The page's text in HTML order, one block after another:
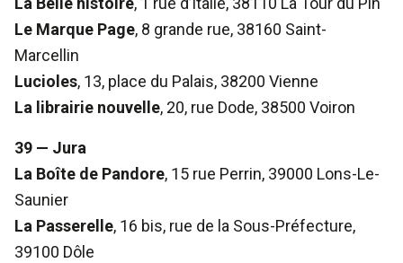
Le Marque Page, 8 grande rue, 38160 Saint-
Marcellin
Lucioles, 13, place du Palais, 38200 Vienne
La librairie nouvelle, 20, rue Dode, 38500 Voiron
39 — Jura
La Boîte de Pandore, 15 rue Perrin, 39000 Lons-Le-
Saunier
La Passerelle, 16 bis, rue de la Sous-Préfecture,
39100 Dôle